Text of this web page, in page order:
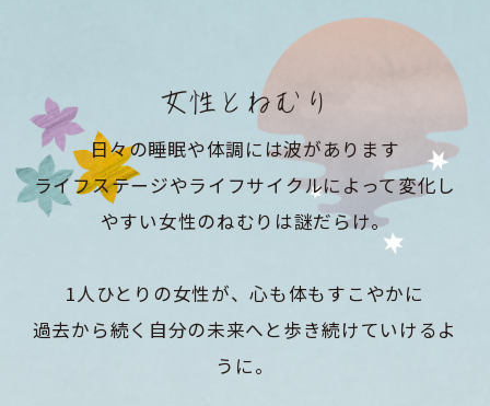
女性とねむり
日々の睡眠や体調には波があります
ライフステージやライフサイクルによって変化し
やすい女性のねむりは謎だらけ。
1人ひとりの女性が、心も体もすこやかに
過去から続く自分の未来へと歩き続けていけるよ
うに。